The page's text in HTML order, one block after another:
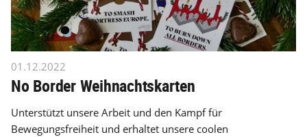
01.12.2022
No Border Weihnachtskarten
Unterstützt unsere Arbeit und den Kampf für
Bewegungsfreiheit und erhaltet unsere coolen